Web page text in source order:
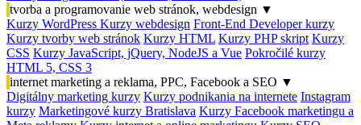
tvorba a programovanie web stránok, webdesign ▼
Kurzy WordPress Kurzy webdesign Front-End Developer kurzy
Kurzy tvorby web stránok Kurzy HTML Kurzy PHP skript Kurzy
CSS Kurzy JavaScript, jQuery, NodeJS a Vue Pokročilé kurzy
HTML 5, CSS 3
internet marketing a reklama, PPC, Facebook a SEO ▼
Digitálny marketing kurzy Kurzy podnikania na internete Instagram
kurzy Marketingové kurzy Bratislava Kurzy Facebook marketingu a